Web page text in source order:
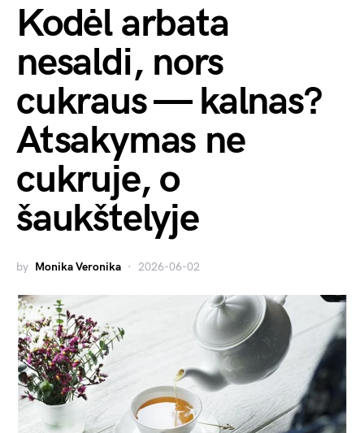
Kodėl arbata
nesaldi, nors
cukraus — kalnas?
Atsakymas ne
cukruje, o
šaukštelyje
by Monika Veronika 2026-06-02